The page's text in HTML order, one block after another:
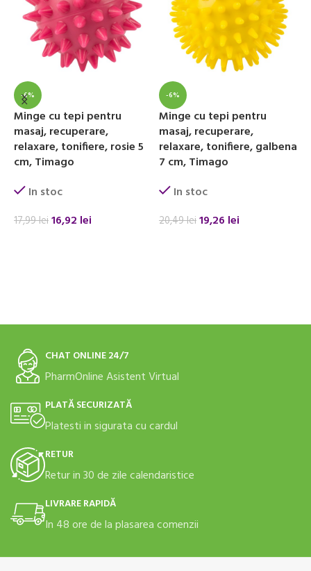
-6%
Minge cu tepi pentru
masaj, recuperare,
relaxare, tonifiere, rosie 5
cm, Timago
In stoc
17,99lei16,92 lei
-6%
Minge cu tepi pentru
masaj, recuperare,
relaxare, tonifiere, galbena
7 cm, Timago
In stoc
20,49lei19,26 lei
CHAT ONLINE 24/7
PharmOnline Asistent Virtual
PLATĂ SECURIZATĂ
Platesti in sigurata cu cardul
RETUR
Retur in 30 de zile calendaristice
LIVRARE RAPIDĂ
In 48 ore de la plasarea comenzii